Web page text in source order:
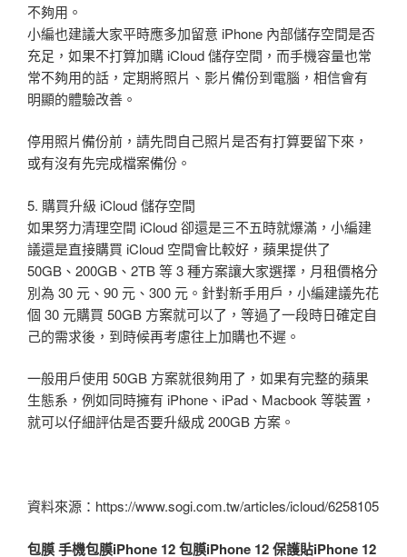
不夠用。
小編也建議大家平時應多加留意 iPhone 內部儲存空間是否
充足，如果不打算加購 iCloud 儲存空間，而手機容量也常
常不夠用的話，定期將照片、影片備份到電腦，相信會有
明顯的體驗改善。
停用照片備份前，請先問自己照片是否有打算要留下來，
或有沒有先完成檔案備份。
5. 購買升級 iCloud 儲存空間
如果努力清理空間 iCloud 卻還是三不五時就爆滿，小編建
議還是直接購買 iCloud 空間會比較好，蘋果提供了
50GB、200GB、2TB 等 3 種方案讓大家選擇，月租價格分
別為 30 元、90 元、300 元。針對新手用戶，小編建議先花
個 30 元購買 50GB 方案就可以了，等過了一段時日確定自
己的需求後，到時候再考慮往上加購也不遲。
一般用戶使用 50GB 方案就很夠用了，如果有完整的蘋果
生態系，例如同時擁有 iPhone、iPad、Macbook 等裝置，
就可以仔細評估是否要升級成 200GB 方案。
資料來源：https://www.sogi.com.tw/articles/icloud/6258105
包膜手機包膜iPhone 12 包膜iPhone 12 保護貼iPhone 12